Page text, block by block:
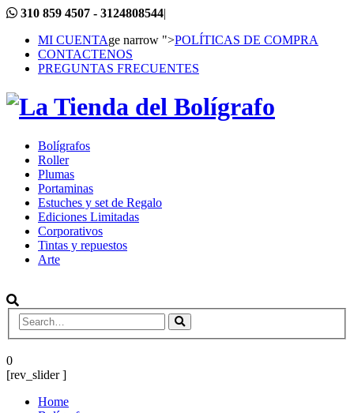
310 859 4507 - 3124808544|
MI CUENTAge narrow ">POLÍTICAS DE COMPRA
CONTACTENOS
PREGUNTAS FRECUENTES
Bolígrafos
Roller
Plumas
Portaminas
Estuches y set de Regalo
Ediciones Limitadas
Corporativos
Tintas y repuestos
Arte
0
[rev_slider ]
Home